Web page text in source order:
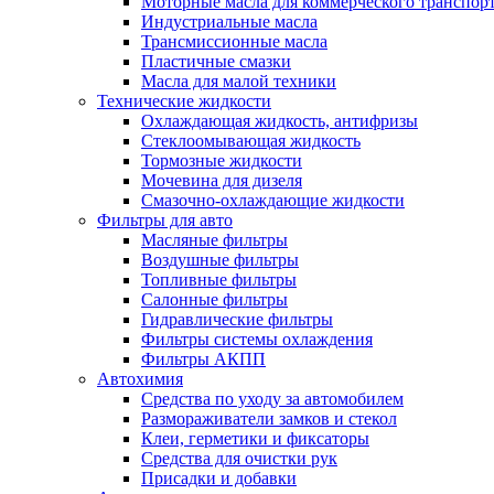
Индустриальные масла
Трансмиссионные масла
Пластичные смазки
Масла для малой техники
Технические жидкости
Охлаждающая жидкость, антифризы
Стеклоомывающая жидкость
Тормозные жидкости
Мочевина для дизеля
Смазочно-охлаждающие жидкости
Фильтры для авто
Масляные фильтры
Воздушные фильтры
Топливные фильтры
Салонные фильтры
Гидравлические фильтры
Фильтры системы охлаждения
Фильтры АКПП
Автохимия
Средства по уходу за автомобилем
Размораживатели замков и стекол
Клеи, герметики и фиксаторы
Средства для очистки рук
Присадки и добавки